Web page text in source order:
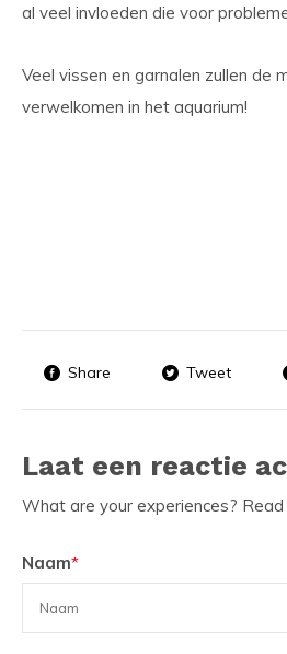
al veel invloeden die voor
Veel vissen en garnalen zullen de
verwelkomen in het aquarium!
Share Tweet
Laat een reactie
What are your experiences?
Naam*